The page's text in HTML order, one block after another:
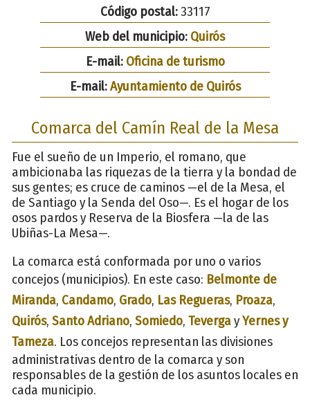
Código postal:33117
Web del municipio: Quirós
E-mail: Oficina de turismo
E-mail:Ayuntamiento de Quirós
Comarca del Camín Real de la Mesa
Fue el sueño de un Imperio, el romano, que
ambicionaba las riquezas de la tierra y la bondad de
sus gentes; es cruce de caminos —el de la Mesa, el
de Santiago y la Senda del Oso—. Es el hogar de los
osos pardos y Reserva de la Biosfera —la de las
Ubiñas-La Mesa—.
La comarca está conformada por uno o varios
concejos (municipios). En este caso: Belmonte de
Miranda, Candamo, Grado, Las Regueras, Proaza,
Quirós, Santo Adriano, Somiedo, TevergayYernes y
Tameza. Los concejos representan las divisiones
administrativas dentro de la comarca y son
responsables de la gestión de los asuntos locales en
cada municipio.